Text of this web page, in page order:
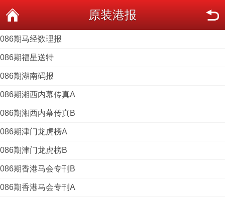
原装港报
086期马经数理报
086期福星送特
086期湖南码报
086期湘西内幕传真A
086期湘西内幕传真B
086期津门龙虎榜A
086期津门龙虎榜B
086期香港马会专刊B
086期香港马会专刊A